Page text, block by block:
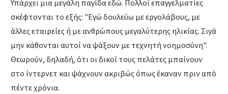
Υπάρχει μια μεγάλη παγίδα εδώ. Πολλοί επαγγελματίες
σκέφτονται το εξής: "Εγώ δουλεύω με εργολάβους, με
άλλες εταιρείες ή με ανθρώπους μεγαλύτερης ηλικίας. Σιγά
μην κάθονται αυτοί να ψάξουν με τεχνητή νοημοσύνη".
Θεωρούν, δηλαδή, ότι οι δικοί τους πελάτες μπαίνουν
στο ίντερνετ και ψάχνουν ακριβώς όπως έκαναν πριν από
πέντε χρόνια.